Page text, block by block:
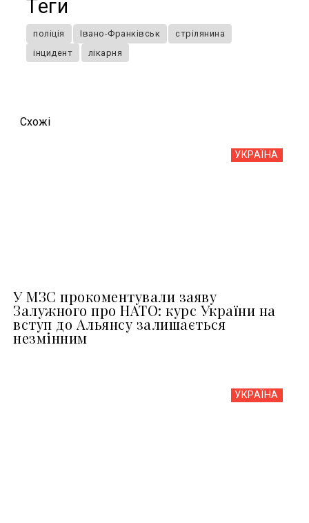
Теги
поліція Івано-Франківськ
стрілянина
інцидент
лікарня
Схожi
УКРАЇНА
У МЗС прокоментували заяву
Залужного про НАТО: курс України на
вступ до Альянсу залишається
незмінним
УКРАЇНА